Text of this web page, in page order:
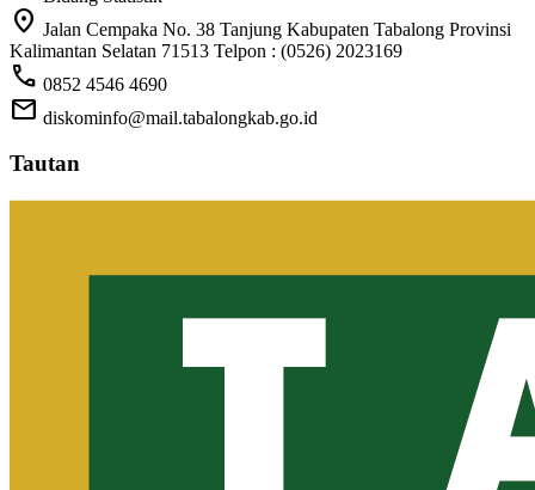
location_on Jalan Cempaka No. 38 Tanjung Kabupaten Tabalong Provinsi
Kalimantan Selatan 71513 Telpon : (0526) 2023169
call 0852 4546 4690
mail diskominfo@mail.tabalongkab.go.id
Tautan